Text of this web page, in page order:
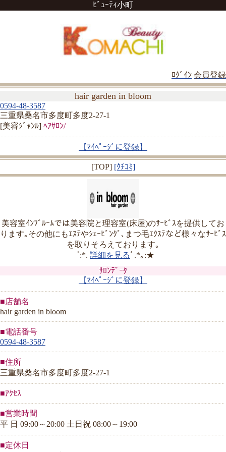
ﾋﾞｭｰﾃｨ小町
ﾛｸﾞｲﾝ 会員登録
hair garden in bloom
0594-48-3587
三重県桑名市多度町多度2-27-1
[美容ｼﾞｬﾝﾙ] ﾍｱｻﾛﾝ/
【ﾏｲﾍﾟｰｼﾞに登録】
[TOP] [ｸﾁｺﾐ]
美容室ｲﾝﾌﾞﾙｰﾑでは美容院と理容室(床屋)のｻｰﾋﾞｽを提供してお
ります｡その他にもｴｽﾃやｼｪｰﾋﾞﾝｸﾞ､まつ毛ｴｸｽﾃなど様々なｻｰﾋﾞｽ
を取りそろえております｡
゜:*. 詳細を見るﾞ.*｡:★
ｻﾛﾝﾃﾞｰﾀ
【ﾏｲﾍﾟｰｼﾞに登録】
■店舗名
hair garden in bloom
■電話番号
0594-48-3587
■住所
三重県桑名市多度町多度2-27-1
■ｱｸｾｽ
■営業時間
平 日 09:00～20:00 土日祝 08:00～19:00
■定休日